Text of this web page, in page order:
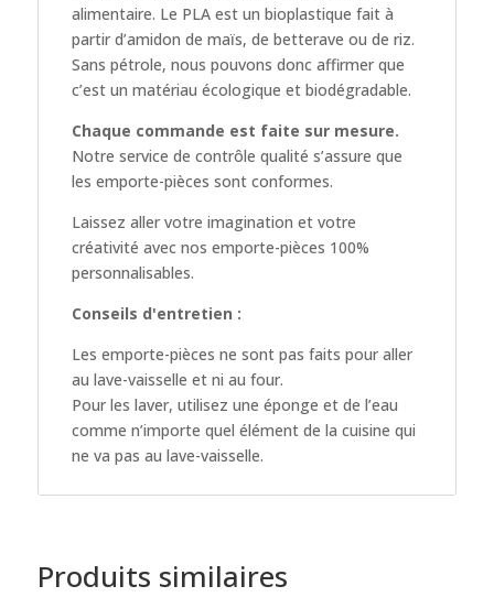
alimentaire. Le PLA est un bioplastique fait à
partir d’amidon de maïs, de betterave ou de riz.
Sans pétrole, nous pouvons donc affirmer que
c’est un matériau écologique et biodégradable.
Chaque commande est faite sur mesure.
Notre service de contrôle qualité s’assure que
les emporte-pièces sont conformes.
Laissez aller votre imagination et votre
créativité avec nos emporte-pièces 100%
personnalisables.
Conseils d'entretien :
Les emporte-pièces ne sont pas faits pour aller
au lave-vaisselle et ni au four.
Pour les laver, utilisez une éponge et de l’eau
comme n’importe quel élément de la cuisine qui
ne va pas au lave-vaisselle.
Produits similaires